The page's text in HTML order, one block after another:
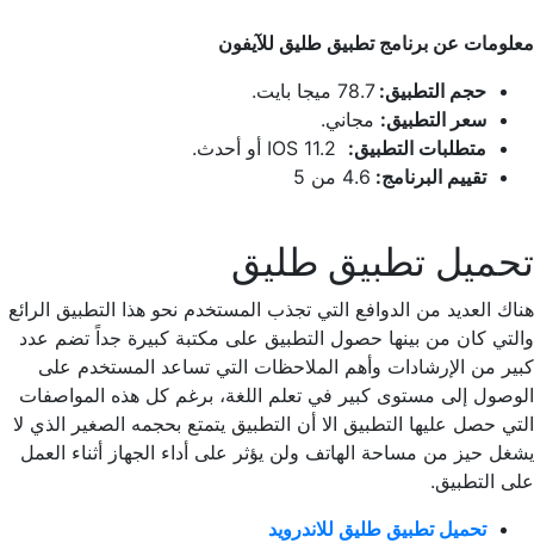
معلومات عن برنامج تطبيق طليق للآيفون
حجم التطبيق: 78.7 ميجا بايت.
سعر التطبيق: مجاني.
متطلبات التطبيق:
تقييم البرنامج:
تحميل تطبيق طليق
هناك العديد من الدوافع التي تجذب المستخدم نحو هذا التطبيق الرائع
والتي كان من بينها حصول التطبيق على مكتبة كبيرة جداً تضم عدد
كبير من الإرشادات وأهم الملاحظات التي تساعد المستخدم على
الوصول إلى مستوى كبير في تعلم اللغة، برغم كل هذه المواصفات
التي حصل عليها التطبيق الا أن التطبيق يتمتع بحجمه الصغير الذي لا
يشغل حيز من مساحة الهاتف ولن يؤثر على أداء الجهاز أثناء العمل
على التطبيق.
تحميل تطبيق طليق للاندرويد